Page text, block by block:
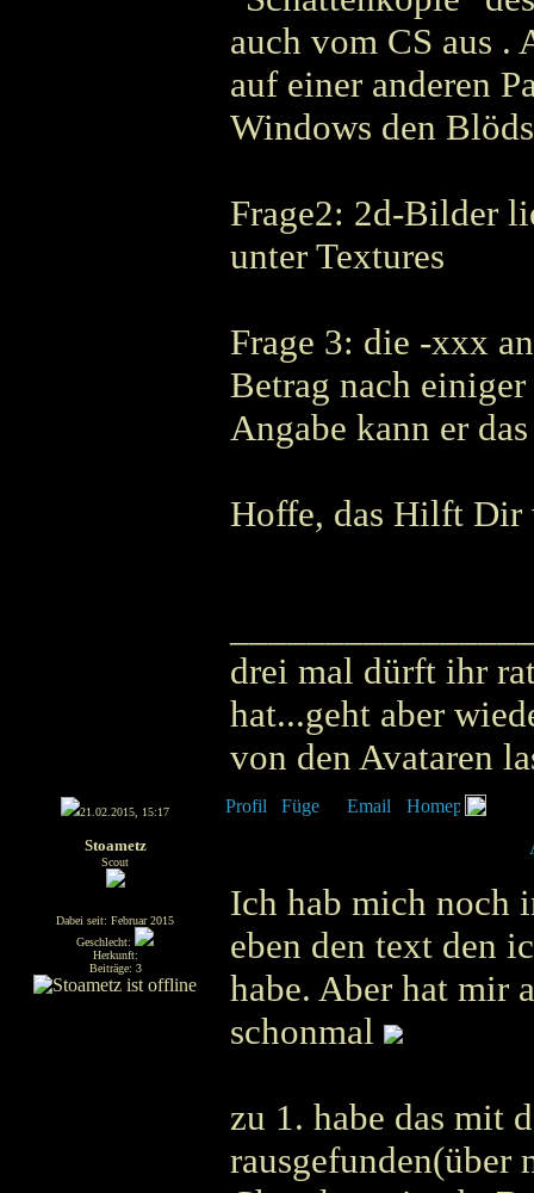
auch vom CS aus .
auf einer anderen
Windows den
Frage2: 2d-Bilder
unter Textures
Frage 3: die -xxx
Betrag nach
Angabe kann er
Hoffe, das Hilft Dir
drei mal dürft ihr
hat...geht aber
von den Avataren
21.02.2015, 15:17
Stoametz
Scout
Dabei seit: Februar 2015
Geschlecht:
Herkunft:
Beiträge: 3
Ich hab mich noch
eben den text den
habe. Aber hat mir
schonmal
zu 1. habe das mit
rausgefunden(über